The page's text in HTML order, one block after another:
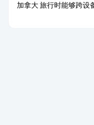
加拿大 旅行时能够跨设